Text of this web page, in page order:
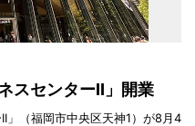
スセンターII」開業
」（福岡市中央区天神1）が8月4